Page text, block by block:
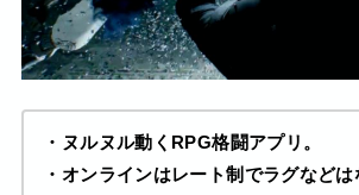
・ヌルヌル動くRPG格闘アプリ。
・オンラインはレート制でラグなどは